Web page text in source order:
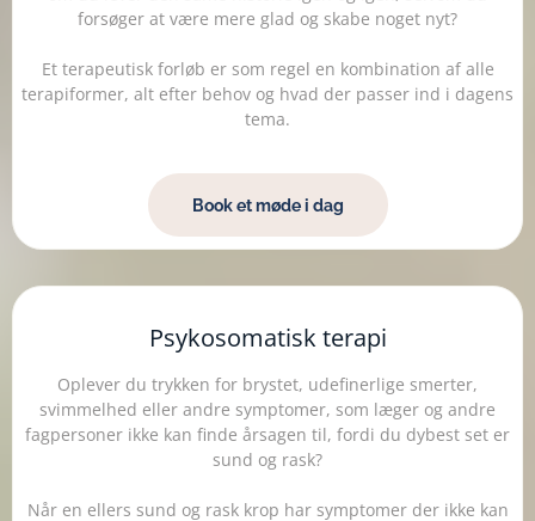
forsøger at være mere glad og skabe noget nyt?
Et terapeutisk forløb er som regel en kombination af alle
terapiformer, alt efter behov og hvad der passer ind i dagens
tema.
Book et møde i dag
Psykosomatisk terapi
Oplever du trykken for brystet, udefinerlige smerter,
svimmelhed eller andre symptomer, som læger og andre
fagpersoner ikke kan finde årsagen til, fordi du dybest set er
sund og rask?
Når en ellers sund og rask krop har symptomer der ikke kan